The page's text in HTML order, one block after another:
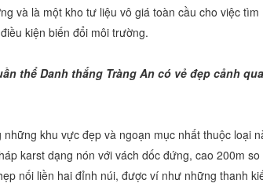
và là một kho tư liệu vô giá toàn cầu cho việc tìm
kiện biến đổi môi trường.
thể Danh thắng Tràng An có vẻ đẹp cảnh
khu vực đẹp và ngoạn mục nhất thuộc loại
karst dạng nón với vách dốc đứng, cao 200m
nối liền hai đỉnh núi, được ví như những thanh